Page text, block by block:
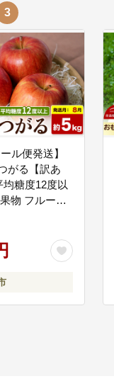
3
ル便発送】
がる【訳あ
均糖度12度以
物 フルーツ
県 弘前市]